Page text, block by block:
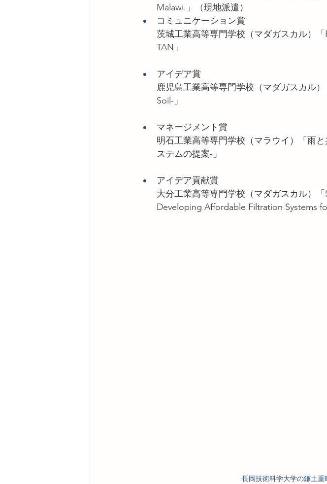
Malawi.」（現地派遣）
コミュニケーション賞
茨城工業高等専門学校（マダガスカル）
TAN」
アイデア賞
鹿児島工業高等専門学校（マダガスカル
Soil-」
マネージメント賞
明石工業高等専門学校（マラウイ）「雨
ステムの提案-」
アイデア貢献賞
大分工業高等専門学校（マダガスカル）
Developing Affordable Filtration Systems
長岡技術科学大学の鎌土